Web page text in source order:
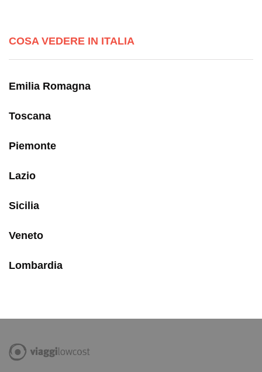
COSA VEDERE IN ITALIA
Emilia Romagna
Toscana
Piemonte
Lazio
Sicilia
Veneto
Lombardia